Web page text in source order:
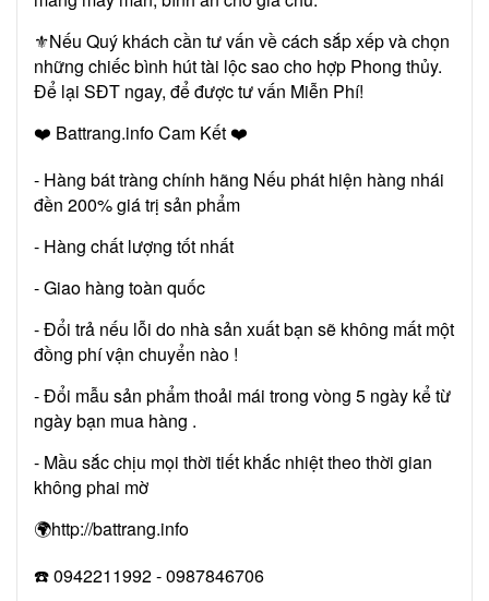
⚜️Nếu Quý khách cần tư vấn về cách sắp xếp và chọn
những chiếc bình hút tài lộc sao cho hợp Phong thủy.
Để lại SĐT ngay, để được tư vấn Miễn Phí!
❤️ Battrang.info Cam Kết ❤️
- Hàng bát tràng chính hãng Nếu phát hiện hàng nhái
đền 200% giá trị sản phẩm
- Hàng chất lượng tốt nhất
- Giao hàng toàn quốc
- Đổi trả nếu lỗi do nhà sản xuất bạn sẽ không mất một
đồng phí vận chuyển nào !
- Đổi mẫu sản phẩm thoải mái trong vòng 5 ngày kể từ
ngày bạn mua hàng .
- Mầu sắc chịu mọi thời tiết khắc nhiệt theo thời gian
không phai mờ
🌍http://battrang.info
☎️ 0942211992 - 0987846706